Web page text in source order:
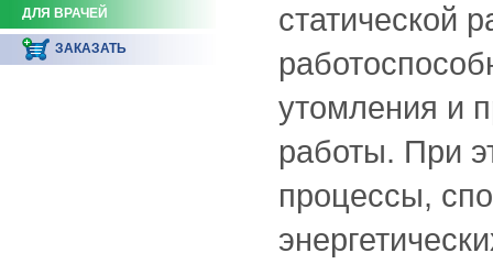
ДЛЯ ВРАЧЕЙ
ЗАКАЗАТЬ
статической
утомления и
работы. При
процессы,